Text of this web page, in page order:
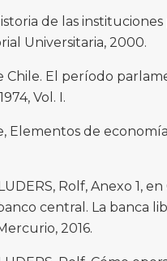
de las instituciones
Universitaria, 2000.
Chile. El período
Vol. I.
Elementos de
Rolf, Anexo 1,
central. La banca
2016.